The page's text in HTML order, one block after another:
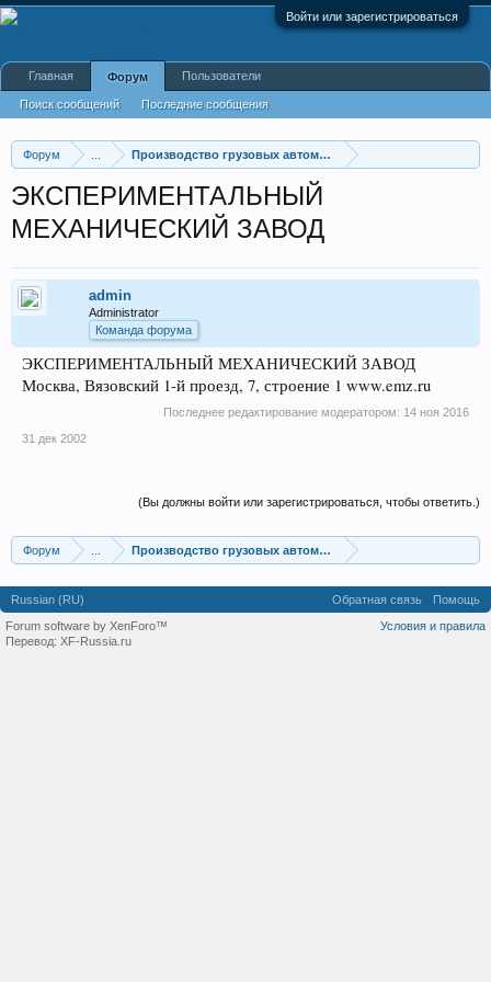
Войти или зарегистрироваться
Форум Производство грузовых автомобилей
ЭКСПЕРИМЕНТАЛЬНЫЙ
МЕХАНИЧЕСКИЙ ЗАВОД
admin
Administrator
Команда форума
ЭКСПЕРИМЕНТАЛЬНЫЙ МЕХАНИЧЕСКИЙ ЗАВОД
Москва, Вязовский 1-й проезд, 7, строение 1 www.emz.ru
Последнее редактирование модератором: 14 ноя 2016
31 дек 2002
(Вы должны войти или зарегистрироваться, чтобы ответить.)
Форум Производство грузовых автомобилей
Главная Форум
Поиск сообщений Последние сообщения
Пользователи
Russian (RU) Обратная связь
Помощь
Условия и правила
Forum software by XenForo™
Перевод: XF-Russia.ru